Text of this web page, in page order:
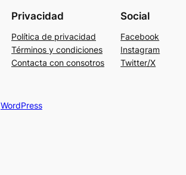
Privacidad
Política de privacidad
Términos y condiciones
Contacta con consotros
Social
Facebook
Instagram
Twitter/X
WordPress